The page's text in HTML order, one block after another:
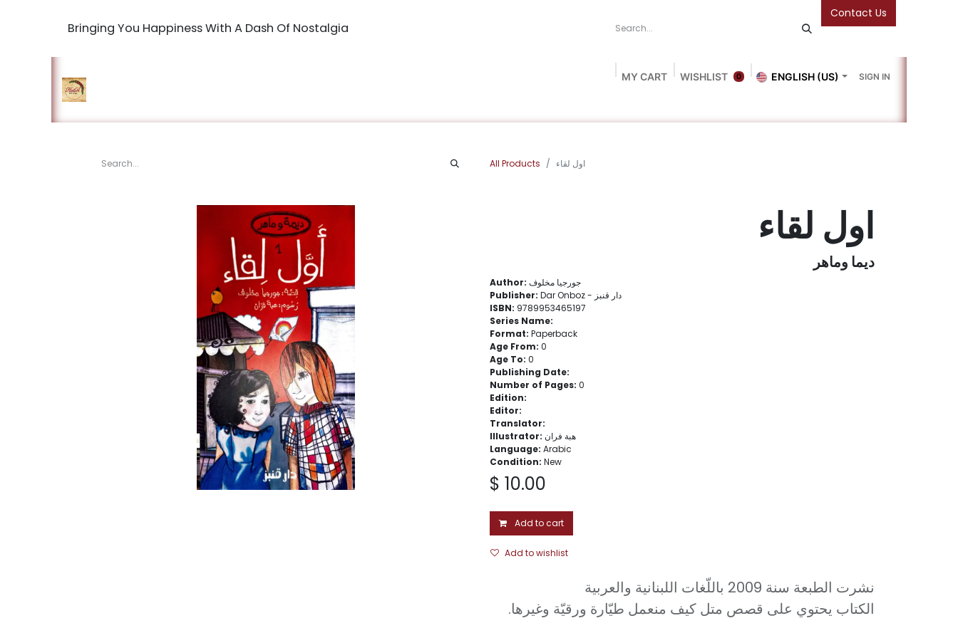
Bringing You Happiness With A Dash Of Nostalgia
Contact Us
MY CART 0
WISHLIST ENGLISH (US) SIGN IN
All Products اول لقاء
اول لقاء
ديما وماهر
Author: جورجيا مخلوف
Publisher:
Dar Onboz - دار قنبز
ISBN: 9789953465197
Series Name:
Format: Paperback
Age From: 0
Age To: 0
Publishing Date:
Number of Pages: 0
Edition:
Editor:
Translator:
Illustrator: هبة فران
Language: Arabic
Condition: New
$ 10.00
Add to cart
Add to wishlist
نشرت الطبعة سنة 2009 باللّغات اللبنانية والعربية
الكتاب يحتوي على قصص متل كيف منعمل طيّارة ورقيّة وغيرها.